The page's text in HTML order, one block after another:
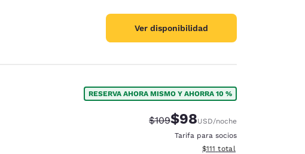
Ver disponibilidad
RESERVA AHORA MISMO Y AHORRA 10 %
Tarifa tachada:
$109Tarifa reducida:
$98USD/noche
Tarifa para socios
Ver detalles totales
$111 total